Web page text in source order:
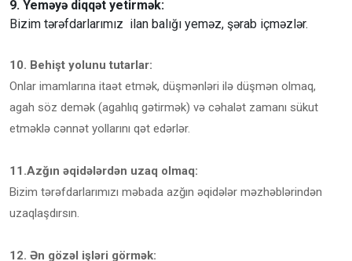
9. Yeməyə diqqət yetirmək:
Bizim tərəfdarlarımız ilan balığı yeməz, şərab içməzlər.
10. Behişt yolunu tutarlar:
Onlar imamlarına itaət etmək, düşmənləri ilə düşmən olmaq,
agah söz demək (agahlıq gətirmək) və cəhalət zamanı sükut
etməklə cənnət yollarını qət edərlər.
11.Azğın əqidələrdən uzaq olmaq:
Bizim tərəfdarlarımızı məbada azğın əqidələr məzhəblərindən
uzaqlaşdırsın.
12. Ən gözəl işləri görmək: